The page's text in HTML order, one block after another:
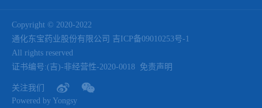
Copyright © 2020-2022
通化东宝药业股份有限公司 吉ICP备09010253号-1
All rights reserved
证书编号:(吉)-非经营性-2020-0018 免责声明
关注我们
Powered by Yongsy